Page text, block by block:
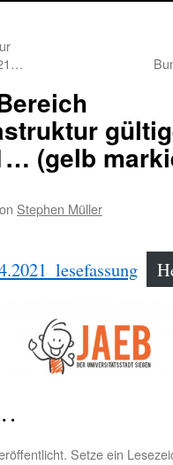
(gelb
Stephen Müller
Setze ein